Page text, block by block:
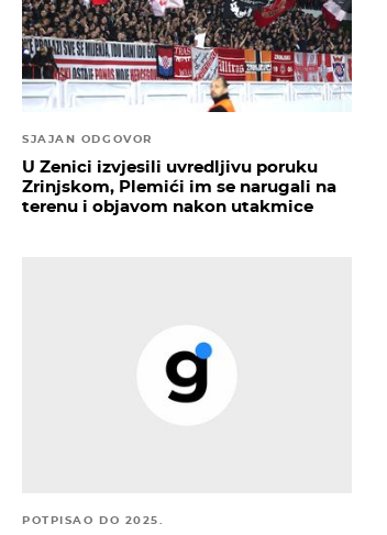
SJAJAN ODGOVOR
U Zenici izvjesili uvredljivu poruku
Zrinjskom, Plemići im se narugali na
terenu i objavom nakon utakmice
POTPISAO DO 2025.